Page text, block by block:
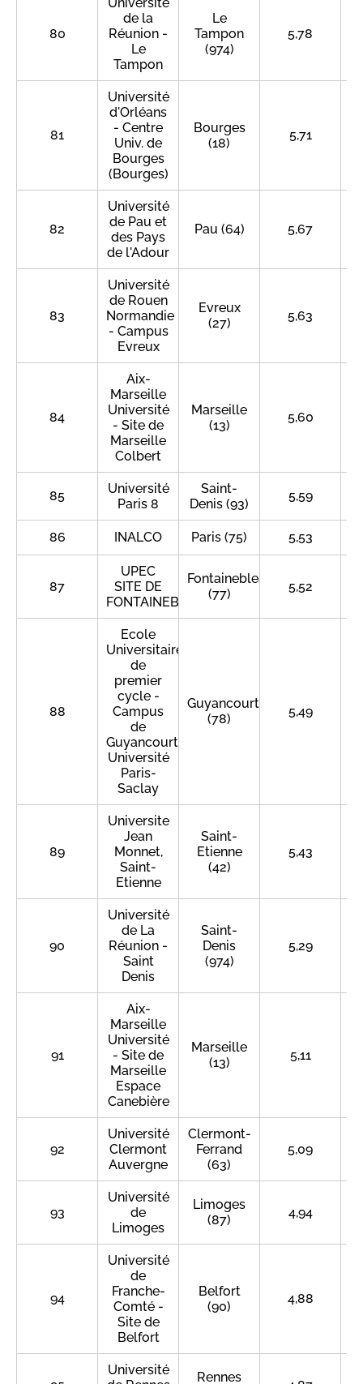
80
de la
Réunion -
Le
Tampon
Le
Tampon
(974)
5,78
81
Université
d'Orléans
- Centre
Univ. de
Bourges
(Bourges)
Bourges
(18)
5,71
82
Université
de Pau et
des Pays
de l'Adour
Pau (64) 5,67
83
Université
de Rouen
Normandie
- Campus
Evreux
Evreux
(27)
5,63
84
Aix-
Marseille
Université
- Site de
Marseille
Colbert
Marseille
(13)
5,60
85
Université
Paris 8
Saint-
Denis (93)
5,59
86 INALCO Paris (75) 5,53
87
UPEC
SITE DE
FONTAINEBLEAU
Fontainebleau
(77)
5,52
88
Ecole
Universitaire
de
premier
cycle -
Campus
de
Guyancourt
Université
Paris-
Saclay
Guyancourt
(78)
5,49
89
Universite
Jean
Monnet,
Saint-
Etienne
Saint-
Etienne
(42)
5,43
90
Université
de La
Réunion -
Saint
Denis
Saint-
Denis
(974)
5,29
91
Aix-
Marseille
Université
- Site de
Marseille
Espace
Canebière
Marseille
(13)
5,11
92
Université
Clermont
Auvergne
Clermont-
Ferrand
(63)
5,09
93
Université
de
Limoges
Limoges
(87)
4,94
94
Université
de
Franche-
Comté -
Site de
Belfort
Belfort
(90)
4,88
Université
Rennes